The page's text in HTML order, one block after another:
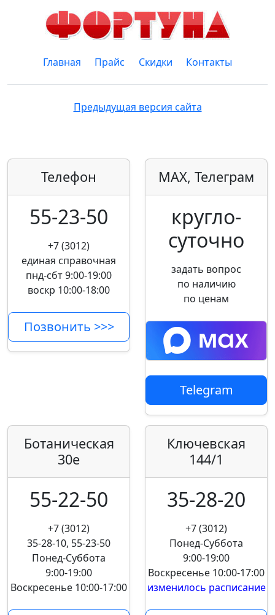
Главная Прайс Скидки Контакты
Предыдущая версия сайта
Телефон
55-23-50
+7 (3012)
единая справочная
пнд-сбт 9:00-19:00
воскр 10:00-18:00
Позвонить >>>
MAX, Телеграм
кругло­
суточно
задать вопрос
по наличию
по ценам
Telegram
Ботаническая
30е
55-22-50
+7 (3012)
35-28-10, 55-23-50
Понед-Суббота
9:00-19:00
Воскресенье 10:00-17:00
Ключевская
144/1
35-28-20
+7 (3012)
Понед-Суббота
9:00-19:00
Воскресенье 10:00-17:00
изменилось расписание